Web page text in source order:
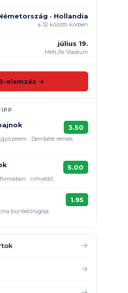
· Hollandia
a 32 közötti körben
július 19.
MetLife Stadium
elemzés →
3.50
· Dembélé remek
5.00
· címvédő
1.95
büntetőrúgója
→
→